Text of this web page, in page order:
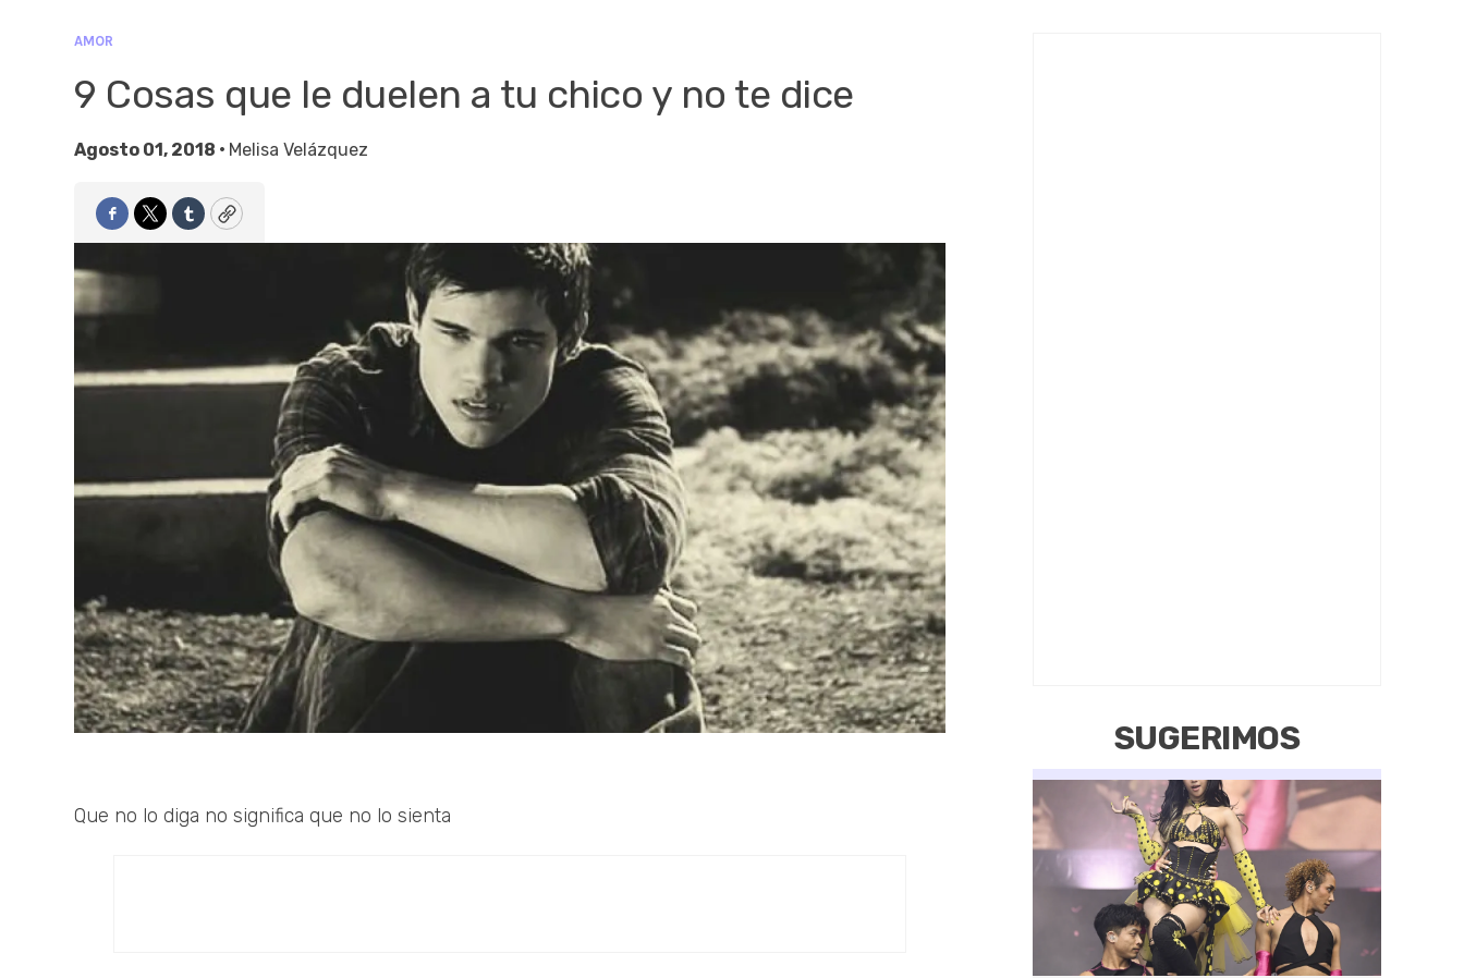
AMOR
9 Cosas que le duelen a tu chico y no te dice
Agosto 01, 2018 • Melisa Velázquez
Facebook
TwitterTumblrCopy
Que no lo diga no significa que no lo sienta
SUGERIMOS